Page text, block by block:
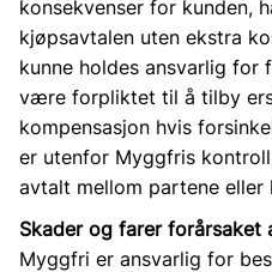
konsekvenser for kunden,
kjøpsavtalen uten ekstra
kunne holdes ansvarlig for
være forpliktet til å tilby
kompensasjon hvis
er utenfor Myggfris
avtalt mellom partene eller
Skader og farer forårsaket
Myggfri er ansvarlig for